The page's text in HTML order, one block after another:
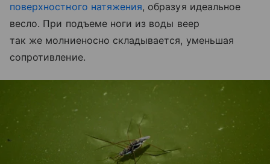
поверхностного натяжения, образуя идеальное
весло. При подъеме ноги из воды веер
так же молниеносно складывается, уменьшая
сопротивление.